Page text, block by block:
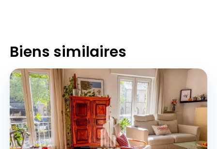
Biens similaires